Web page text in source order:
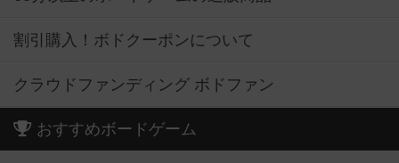
割引購入！ボドクーポンについて
クラウドファンディング ボドファン
おすすめボードゲーム